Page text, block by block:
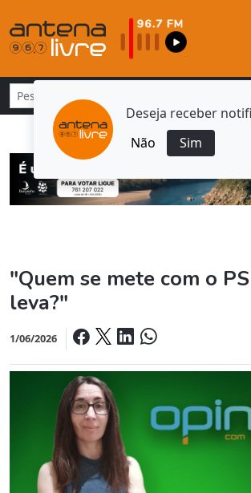
Deseja receber
Não
Sim
"Quem se mete com o
leva?"
1/06/2026